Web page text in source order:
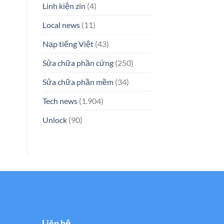
Linh kiện zin (4)
Local news(11)
Nạp tiếng Việt(43)
Sửa chữa phần cứng(250)
Sửa chữa phần mềm(34)
Tech news(1.904)
Unlock(90)